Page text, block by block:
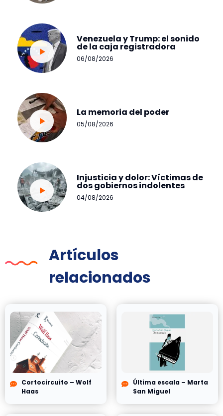
Venezuela y Trump: el sonido
de la caja registradora
06/08/2026
La memoria del poder
05/08/2026
Injusticia y dolor: Víctimas de
dos gobiernos indolentes
04/08/2026
Artículos
relacionados
Cortocircuito – Wolf
Haas
Última escala – Marta
San Miguel